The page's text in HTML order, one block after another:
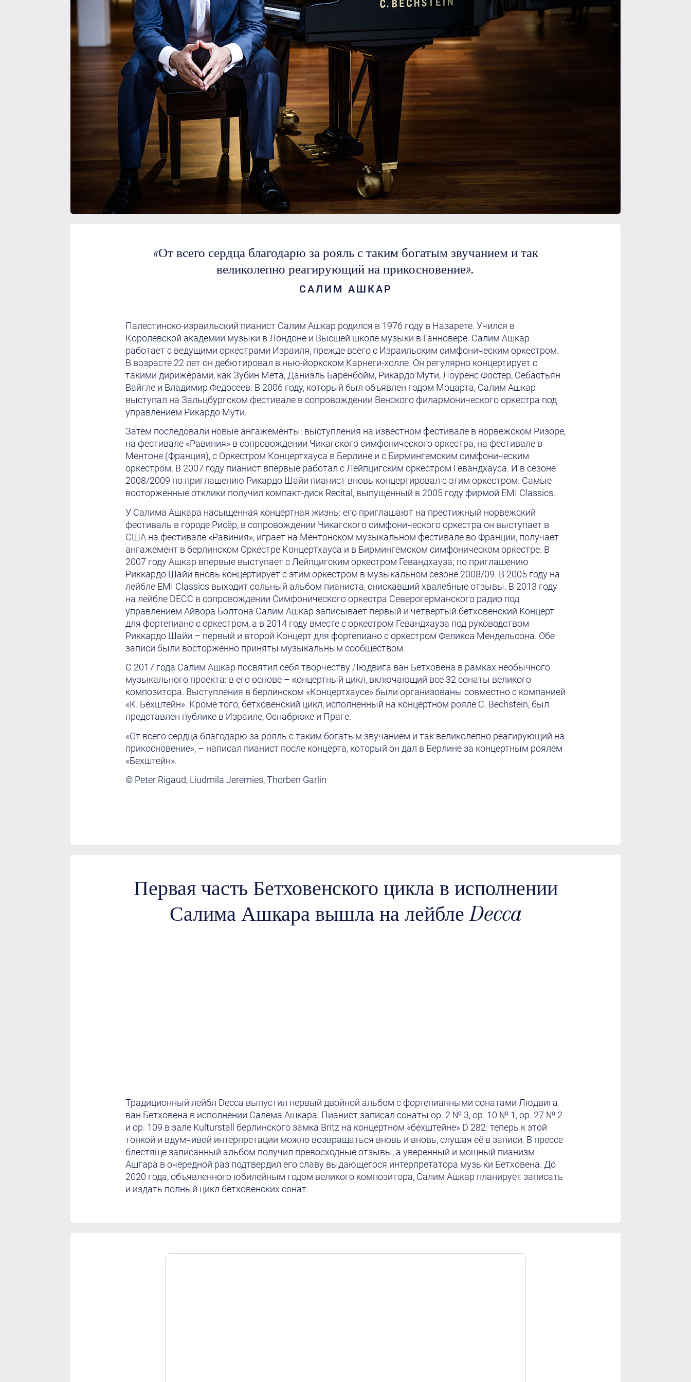
«От всего сердца благодарю за рояль с таким богатым звучанием и так
великолепно реагирующий на прикосновение».
САЛИМ АШКАР
Палестинско-израильский пианист Салим Ашкар родился в 1976 году в Назарете. Учился в
Королевской академии музыки в Лондоне и Высшей школе музыки в Ганновере. Салим Ашкар
работает с ведущими оркестрами Израиля, прежде всего с Израильским симфоническим оркестром.
В возрасте 22 лет он дебютировал в нью-йоркском Карнеги-холле. Он регулярно концертирует с
такими дирижёрами, как Зубин Мета, Даниэль Баренбойм, Рикардо Мути, Лоуренс Фостер, Себастьян
Вайгле и Владимир Федосеев. В 2006 году, который был объявлен годом Моцарта, Салим Ашкар
выступал на Зальцбургском фестивале в сопровождении Венского филармонического оркестра под
управлением Рикардо Мути.
Затем последовали новые ангажементы: выступления на известном фестивале в норвежском Ризоре,
на фестивале «Равиния» в сопровождении Чикагского симфонического оркестра, на фестивале в
Ментоне (Франция), с Оркестром Концертхауса в Берлине и с Бирмингемским симфоническим
оркестром. В 2007 году пианист впервые работал с Лейпцигским оркестром Гевандхауса. И в сезоне
2008/2009 по приглашению Рикардо Шайи пианист вновь концертировал с этим оркестром. Самые
восторженные отклики получил компакт-диск Recital, выпущенный в 2005 году фирмой EMI Classics.
У Салима Ашкара насыщенная концертная жизнь: его приглашают на престижный норвежский
фестиваль в городе Рисёр, в сопровождении Чикагского симфонического оркестра он выступает в
США на фестивале «Равиния», играет на Ментонском музыкальном фестивалe во Франции, получает
ангажемент в берлинском Оркестре Концертхауса и в Бирмингемском симфоническом оркестре. В
2007 году Ашкар впервые выступает с Лейпцигским оркестром Гевандхауза; по приглашению
Риккардо Шайи вновь концертирует с этим оркестром в музыкальном сезоне 2008/09. В 2005 году на
лейбле EMI Classics выходит сольный альбом пианиста, снискавший хвалебные отзывы. В 2013 году
на лейбле DECC в сопровождении Симфонического оркестра Северогерманского радио под
управлением Айвора Болтона Салим Ашкар записывает первый и четвертый бетховенский Kонцерт
для фортепиано с оркестром, а в 2014 году вместе с оркестром Гевандхауза под руководством
Риккардо Шайи – первый и второй Kонцерт для фортепиано с оркестром Феликса Мендельсона. Обе
записи были восторженно приняты музыкальным сообществом.
С 2017 года Салим Ашкар посвятил себя творчеству Людвига ван Бетховена в рамках необычного
музыкального проекта: в его основе – концертный цикл, включающий все 32 сонаты великого
композитора. Выступления в берлинском «Концертxaусе» были организованы совместно с компанией
«К. Бехштейн». Кроме того, бетховенский цикл, исполненный на концертном рояле C. Bechstein, был
представлен публике в Израиле, Оснабрюке и Праге.
«От всего сердца благодарю за рояль с таким богатым звучанием и так великолепно реагирующий на
прикосновение», – написал пианист после концерта, который он дал в Берлине за концертным роялем
«Бехштейн».
© Peter Rigaud, Liudmila Jeremies, Thorben Garlin
Первая часть Бетховенского цикла в исполнении
Салима Ашкара вышла на лейбле Decca
Традиционный лейбл Decca выпустил первый двойной альбом с фортепианными сонатами Людвига
ван Бетховена в исполнении Салема Ашкара. Пианист записал сонаты ор. 2 № 3, оp. 10 № 1, оp. 27 № 2
и оp. 109 в зале Kulturstall берлинского замка Britz на концертном «бехштейне» D 282: теперь к этой
тонкой и вдумчивой интерпретации можно возвращаться вновь и вновь, слушая её в записи. В прессе
блестяще записанный альбом получил превосходные отзывы, а уверенный и мощный пианизм
Ашгара в очередной раз подтвердил его славу выдающегося интерпретатора музыки Бетховена. До
2020 года, объявленного юбилейным годом великого композитора, Салим Ашкар планирует записать
и издать полный цикл бетховенских сонат.